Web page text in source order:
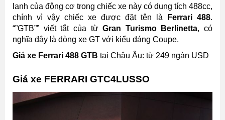
lanh của động cơ trong chiếc xe này có dung tích 488cc,
chính vì vậy chiếc xe được đặt tên là
Ferrari 488.
“”GTB”” viết tắt của từGran Turismo Berlinetta, có
nghĩa đây là dòng xe GT với kiểu dáng Coupe.
Giá xe Ferrari 488 GTB tại Châu Âu: từ 249 ngàn USD
Giá xe FERRARI GTC4LUSSO